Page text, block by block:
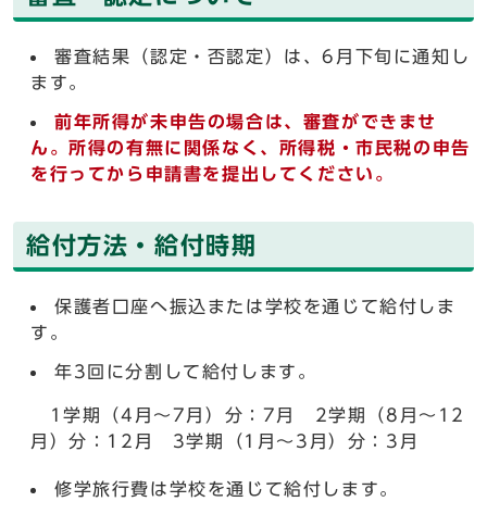
審査結果（認定・否認定）は、6月下旬に通知し
ます。
前年所得が未申告の場合は、審査ができませ
ん。所得の有無に関係なく、所得税・市民税の申告
を行ってから申請書を提出してください。
給付方法・給付時期
保護者口座へ振込または学校を通じて給付しま
す。
年3回に分割して給付します。
1学期（4月～7月）分：7月 2学期（8月～12
月）分：12月 3学期（1月～3月）分：3月
修学旅行費は学校を通じて給付します。